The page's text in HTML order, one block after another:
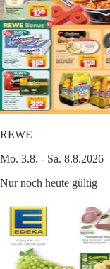
REWE
Mo. 3.8. - Sa. 8.8.2026
Nur noch heute gültig